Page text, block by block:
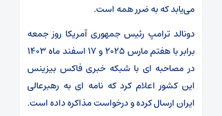
می‌یابد که به ضرر همه است.
دونالد ترامپ رئیس جمهوری آمریکا روز جمعه
برابر با هفتم مارس ۲۰۲۵ و ۱۷ اسفند ماه ۱۴۰۳
در مصاحبه ای با شبکه خبری فاکس بیزینس
این کشور اعلام کرد که نامه ای به رهبرعالی
ایران ارسال کرده و درخواست مذاکره داده است.